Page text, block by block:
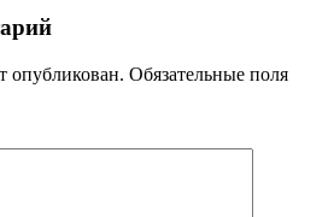
опубликован. Обязательные поля